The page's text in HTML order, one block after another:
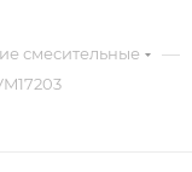
смесительные —